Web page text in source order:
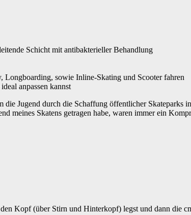
Schicht mit antibakterieller Behandlung
sowie Inline-Skating und Scooter fahren
anpassen kannst
Jugend durch die Schaffung öffentlicher Skateparks
meines Skatens getragen habe, waren immer ein
Kopf (über Stirn und Hinterkopf) legst und dann die